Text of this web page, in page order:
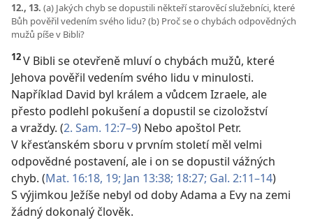
12., 13. (a) Jakých chyb se dopustili někteří starověcí služebníci, které
Bůh pověřil vedením svého lidu? (b) Proč se o chybách odpovědných
mužů píše v Bibli?
12V Bibli se otevřeně mluví o chybách mužů, které
Jehova pověřil vedením svého lidu v minulosti.
Například David byl králem a vůdcem Izraele, ale
přesto podlehl pokušení a dopustil se cizoložství
a vraždy. (2. Sam. 12:7–9) Nebo apoštol Petr.
V křesťanském sboru v prvním století měl velmi
odpovědné postavení, ale i on se dopustil vážných
chyb. (Mat. 16:18, 19; Jan 13:38; 18:27; Gal. 2:11–14)
S výjimkou Ježíše nebyl od doby Adama a Evy na zemi
žádný dokonalý člověk.